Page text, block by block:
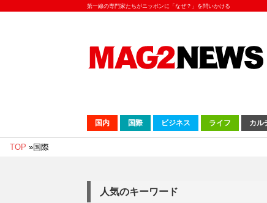
第一線の専門家たちがニッポンに「なぜ？」を問いかける
国内 国際 ビジネス ライフ カル
TOP »国際
人気のキーワード